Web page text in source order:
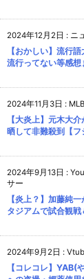
2024年12月2日 : ニ
【おかしい】流行
流行ってない等感想
2024年11月3日 :
【大炎上】元木大
晒して非難殺到【フ
2024年9月13日 :
サー
【炎上？】加藤純
タジアムで試合観
2024年9月2日 :
【コレコレ】YAB(